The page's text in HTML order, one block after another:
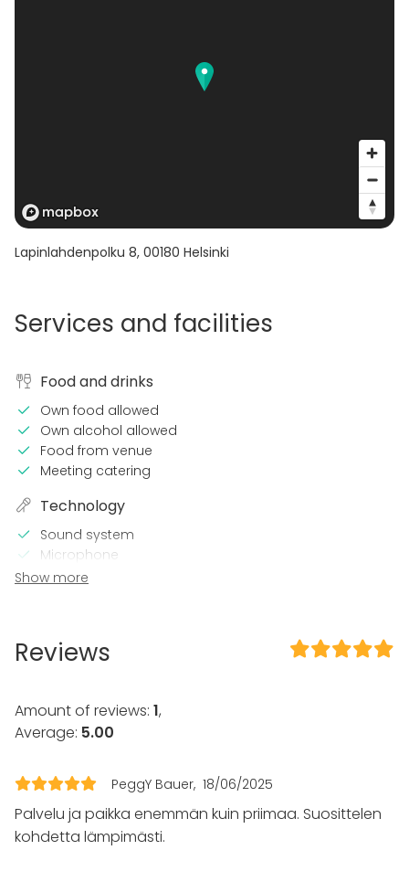
Lapinlahdenpolku 8, 00180 Helsinki
Services and facilities
Food and drinks
Own food allowed
Own alcohol allowed
Food from venue
Meeting catering
Technology
Sound system
Microphone
Video conferencing equipment
In the venue
Garden
Kitchen for customer
Whiteboard / Flip chart
Dinnerware
Show more
Reviews
Amount of reviews: 1,
Average: 5.00
PeggY Bauer 18/06/2025
Palvelu ja paikka enemmän kuin priimaa. Suosittelen
kohdetta lämpimästi.